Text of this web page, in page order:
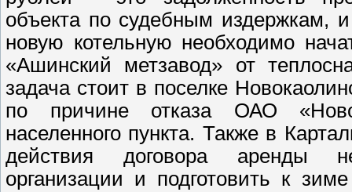
объекта по судебным издержкам,
новую котельную необходимо
«Ашинский метзавод» от
задача стоит в поселке
по причине отказа ОАО
населенного пункта. Также в
действия договора аренды
организации и подготовить к